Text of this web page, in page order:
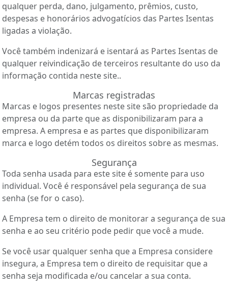
qualquer perda, dano, julgamento, prêmios, custo,
despesas e honorários advogatícios das Partes Isentas
ligadas a violação.
Você também indenizará e isentará as Partes Isentas de
qualquer reivindicação de terceiros resultante do uso da
informação contida neste site..
Marcas registradas
Marcas e logos presentes neste site são propriedade da
empresa ou da parte que as disponibilizaram para a
empresa. A empresa e as partes que disponibilizaram
marca e logo detém todos os direitos sobre as mesmas.
Segurança
Toda senha usada para este site é somente para uso
individual. Você é responsável pela segurança de sua
senha (se for o caso).
A Empresa tem o direito de monitorar a segurança de sua
senha e ao seu critério pode pedir que você a mude.
Se você usar qualquer senha que a Empresa considere
insegura, a Empresa tem o direito de requisitar que a
senha seja modificada e/ou cancelar a sua conta.